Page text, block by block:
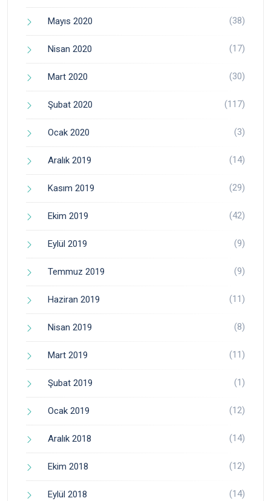
Mayıs 2020 (38)
Nisan 2020 (17)
Mart 2020 (30)
Şubat 2020 (117)
Ocak 2020 (3)
Aralık 2019 (14)
Kasım 2019 (29)
Ekim 2019 (42)
Eylül 2019 (9)
Temmuz 2019 (9)
Haziran 2019 (11)
Nisan 2019 (8)
Mart 2019 (11)
Şubat 2019 (1)
Ocak 2019 (12)
Aralık 2018 (14)
Ekim 2018 (12)
Eylül 2018 (14)